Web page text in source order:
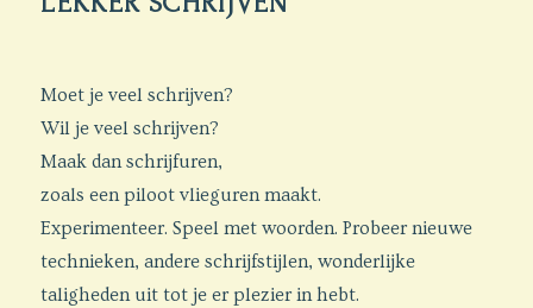
Moet je veel schrijven?
Wil je veel schrijven?
Maak dan schrijfuren,
zoals een piloot vlieguren maakt.
Experimenteer. Speel met woorden. Probeer nieuwe
technieken, andere schrijfstijlen, wonderlijke
taligheden uit tot je er plezier in hebt.